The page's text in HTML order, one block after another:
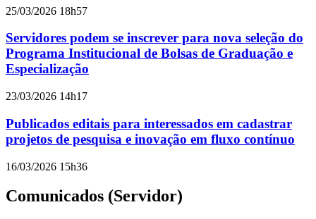
25/03/2026 18h57
Servidores podem se inscrever para nova seleção do
Programa Institucional de Bolsas de Graduação e
Especialização
23/03/2026 14h17
Publicados editais para interessados em cadastrar
projetos de pesquisa e inovação em fluxo contínuo
16/03/2026 15h36
Comunicados (Servidor)